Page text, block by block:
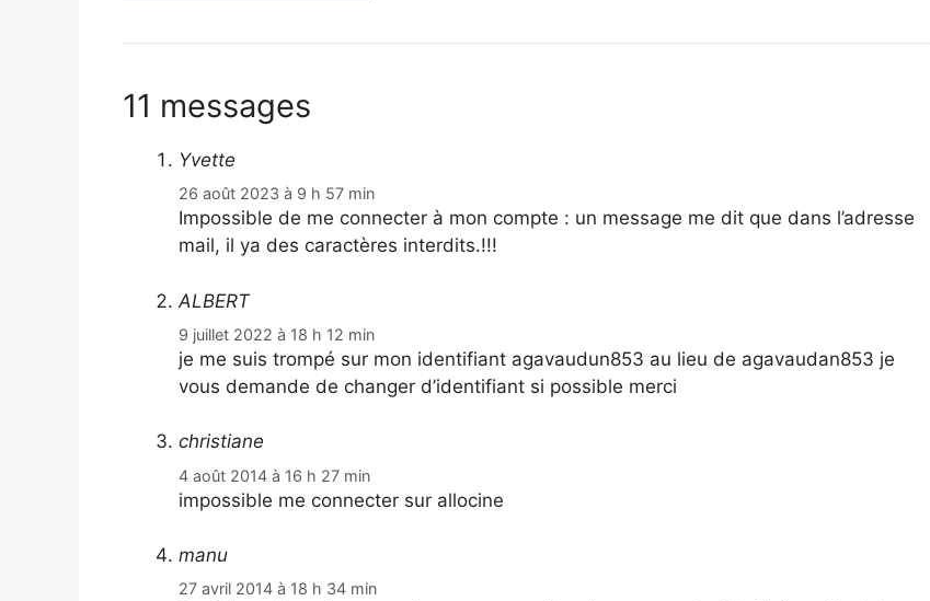
11 messages
Yvette
26 août 2023 à 9 h 57 min
Impossible de me connecter à mon compte : un message me dit que dans l’adresse
mail, il ya des caractères interdits.!!!
ALBERT
9 juillet 2022 à 18 h 12 min
je me suis trompé sur mon identifiant agavaudun853 au lieu de agavaudan853 je
vous demande de changer d’identifiant si possible merci
christiane
4 août 2014 à 16 h 27 min
impossible me connecter sur allocine
manu
27 avril 2014 à 18 h 34 min